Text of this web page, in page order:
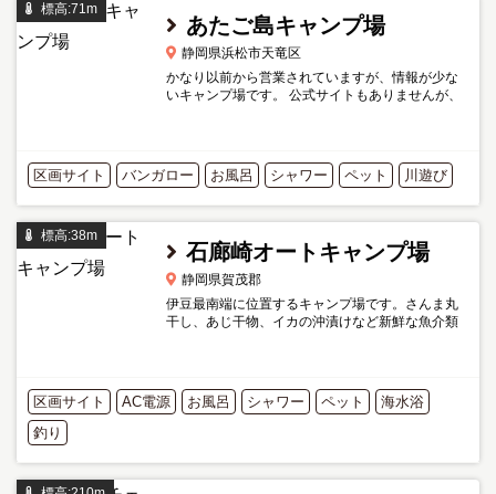
標高:71m
あたご島キャンプ場
静岡県浜松市天竜区
かなり以前から営業されていますが、情報が少な
いキャンプ場です。 公式サイトもありませんが、
区画サイト バンガロー お風呂 シャワー ペット 川遊び
標高:38m
石廊崎オートキャンプ場
静岡県賀茂郡
伊豆最南端に位置するキャンプ場です。さんま丸
干し、あじ干物、イカの沖漬けなど新鮮な魚介類
区画サイト AC電源 お風呂 シャワー ペット
海水浴
釣り